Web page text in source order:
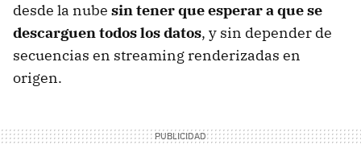
desde la nube sin tener que esperar a que se
descarguen todos los datos, y sin depender de
secuencias en streaming renderizadas en
origen.